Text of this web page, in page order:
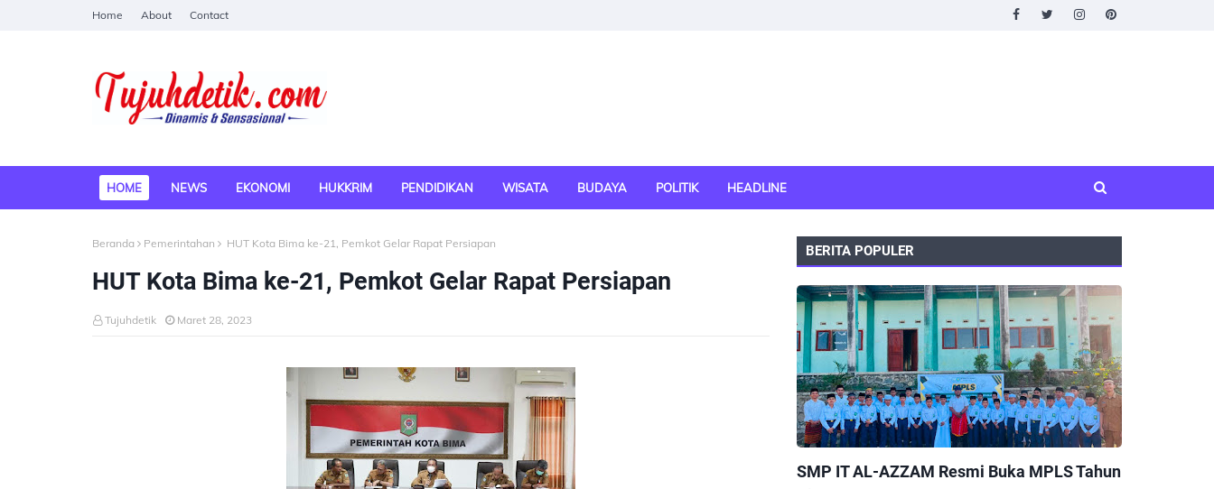
Home About Contact
HOME NEWS EKONOMI HUKKRIM PENDIDIKAN WISATA BUDAYA POLITIK HEADLINE
Beranda Pemerintahan HUT Kota Bima ke-21, Pemkot Gelar Rapat Persiapan
HUT Kota Bima ke-21, Pemkot Gelar Rapat Persiapan
Tujuhdetik Maret 28, 2023
BERITA POPULER
SMP IT AL-AZZAM Resmi Buka MPLS Tahun